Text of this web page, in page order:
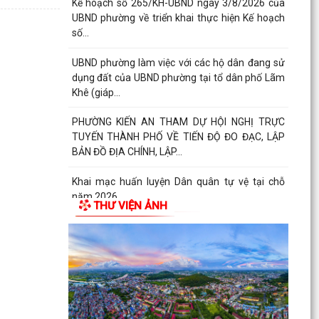
thực hiện đấu...
Thông báo số 1298/TB-UBND ngày 31/7/2026
danh mục khu đất...
Công văn số: 3386/UBND-KT về viêc công khai
của Ủy ban...
Các chí lãnh đạo Đảng ủy, HĐND, UBND phường
tưởng niệm đồng...
Công văn số:3384/UBND-KT ngày 29/7/2026
của UBND phường v/v công khai Quyết định số
2622/QĐ-UBND...
Phường Kiến An tặng quà chúc mừng cán bộ,
chiến sĩ Lữ đoàn vận tải 653 hoàn thành xuất
sắc nhiệm vụ...
THƯ VIỆN ẢNH